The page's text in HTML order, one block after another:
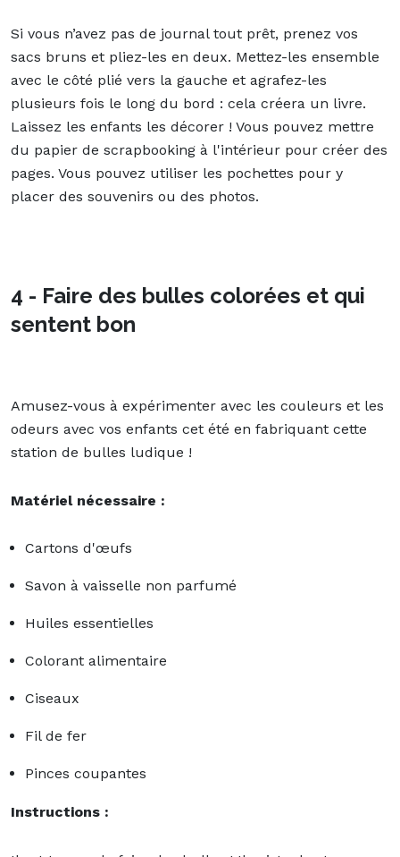
Si vous n’avez pas de journal tout prêt, prenez vos
sacs bruns et pliez-les en deux. Mettez-les ensemble
avec le côté plié vers la gauche et agrafez-les
plusieurs fois le long du bord : cela créera un livre.
Laissez les enfants les décorer ! Vous pouvez mettre
du papier de scrapbooking à l'intérieur pour créer des
pages. Vous pouvez utiliser les pochettes pour y
placer des souvenirs ou des photos.
4 - Faire des bulles colorées et qui
sentent bon
Amusez-vous à expérimenter avec les couleurs et les
odeurs avec vos enfants cet été en fabriquant cette
station de bulles ludique !
Matériel nécessaire :
Cartons d'œufs
Savon à vaisselle non parfumé
Huiles essentielles
Colorant alimentaire
Ciseaux
Fil de fer
Pinces coupantes
Instructions :